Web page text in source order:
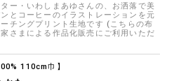
ー・いわしまあゆさんの、お洒落で美
とコーヒーのイラストレーションを元
チングプリント生地です (こちらの布
さまによる作品化販売にご利用いただ
110cm巾】